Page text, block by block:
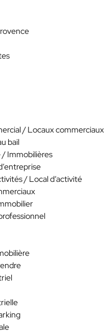
/ Locaux commerciaux
bail
/ Immobilières
/ Local d’activité